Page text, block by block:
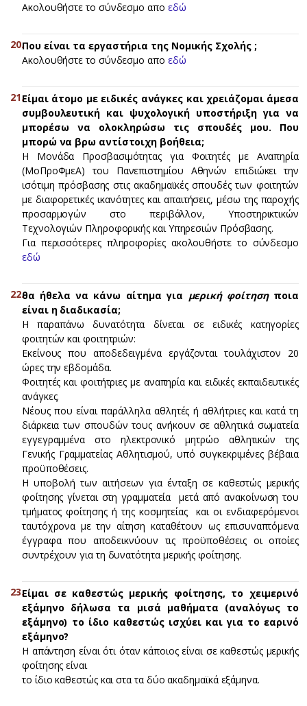
Ακολουθήστε το σύνδεσμο απο εδώ
Που είναι τα εργαστήρια της Νομικής Σχολής ;
Ακολουθήστε το σύνδεσμο απο εδώ
Eίμαι άτομο με ειδικές ανάγκες και χρειάζομαι άμεσα
συμβουλευτική και ψυχολογική υποστήριξη για να
μπορέσω να ολοκληρώσω τις σπουδές μου. Που
μπορώ να βρω αντίστοιχη βοήθεια;
Η Μονάδα Προσβασιμότητας για Φοιτητές με Αναπηρία
(ΜοΠροΦμεΑ) του Πανεπιστημίου Αθηνών επιδιώκει την
ισότιμη πρόσβασης στις ακαδημαϊκές σπουδές των φοιτητών
με διαφορετικές ικανότητες και απαιτήσεις, μέσω της παροχής
προσαρμογών στο περιβάλλον, Υποστηρικτικών
Τεχνολογιών Πληροφορικής και Υπηρεσιών Πρόσβασης.
Για περισσότερες πληροφορίες ακολουθήστε το σύνδεσμο
εδώ
θα ήθελα να κάνω αίτημα για μερική φοίτησηποια
είναι η διαδικασία;
Η παραπάνω δυνατότητα δίνεται σε ειδικές κατηγορίες
φοιτητών και φοιτητριών:
Εκείνους που αποδεδειγμένα εργάζονται τουλάχιστον 20
ώρες την εβδομάδα.
Φοιτητές και φοιτήτριες με αναπηρία και ειδικές εκπαιδευτικές
ανάγκες.
Νέους που είναι παράλληλα αθλητές ή αθλήτριες και κατά τη
διάρκεια των σπουδών τους ανήκουν σε αθλητικά σωματεία
εγγεγραμμένα στο ηλεκτρονικό μητρώο αθλητικών της
Γενικής Γραμματείας Αθλητισμού, υπό συγκεκριμένες βέβαια
προϋποθέσεις.
Η υποβολή των αιτήσεων για ένταξη σε καθεστώς μερικής
φοίτησης γίνεται στη γραμματεία μετά από ανακοίνωση του
τμήματος φοίτησης ή της κοσμητείας και οι ενδιαφερόμενοι
ταυτόχρονα με την αίτηση καταθέτουν ως επισυναπτόμενα
έγγραφα που αποδεικνύουν τις προϋποθέσεις οι οποίες
συντρέχουν για τη δυνατότητα μερικής φοίτησης.
Είμαι σε καθεστώς μερικής φοίτησης, το χειμερινό
εξάμηνο δήλωσα τα μισά μαθήματα (αναλόγως το
εξάμηνο) το ίδιο καθεστώς ισχύει και για το εαρινό
εξάμηνο?
Η απάντηση είναι ότι όταν κάποιος είναι σε καθεστώς μερικής
φοίτησης είναι
το ίδιο καθεστώς και στα τα δύο ακαδημαϊκά εξάμηνα.